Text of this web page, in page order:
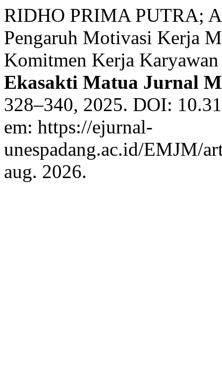
RIDHO PRIMA PUTRA;
Pengaruh Motivasi Kerja
Komitmen Kerja Karyawan
Ekasakti Matua Jurnal
328–340, 2025. DOI:
em: https://ejurnal-
unespadang.ac.id/EMJM/
aug. 2026.